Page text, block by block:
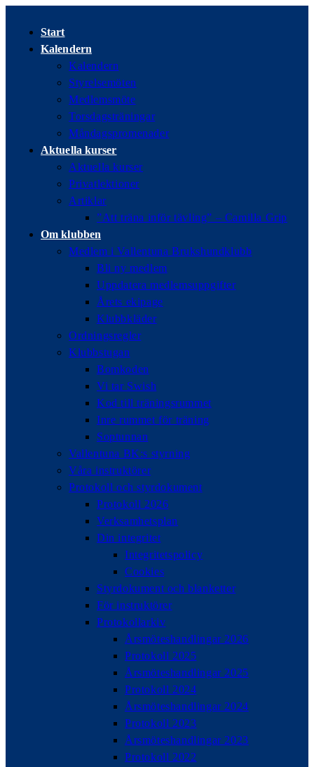
innehållet
Start
Kalendern
Kalendern
Styrelsemöten
Medlemsmöte
Torsdagsträningar
Måndagspromenader
Aktuella kurser
Aktuella kurser
Privatlektioner
Artiklar
”Att träna inför tävling” – Camilla Grip
Om klubben
Medlem i Vallentuna Brukshundklubb
Bli ny medlem
Uppdatera medlemsuppgifter
Årets ekipage
Klubbkläder
Ordningsregler
Klubbstugan
Bomkoden
Vi tar Swish
Kod till träningsrummet
Inre rummet för träning
Soptunnan
Vallentuna BK:s styrning
Våra instruktörer
Protokoll och styrdokument
Protokoll 2026
Verksamhetsplan
Din integritet
Integritetspolicy
Cookies
Styrdokument och blanketter
För instruktörer
Protokollarkiv
Årsmöteshandlingar 2026
Protokoll 2025
Årsmöteshandlingar 2025
Protokoll 2024
Årsmöteshandlingar 2024
Protokoll 2023
Årsmöteshandlingar 2023
Protokoll 2022